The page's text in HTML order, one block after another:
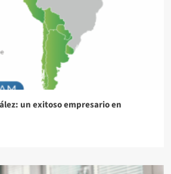
un exitoso empresario en